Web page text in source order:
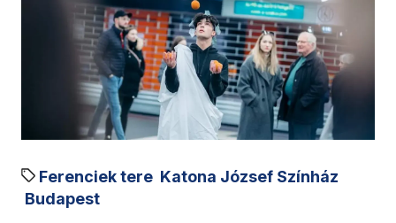
Ferenciek tere Katona József Színház
Budapest